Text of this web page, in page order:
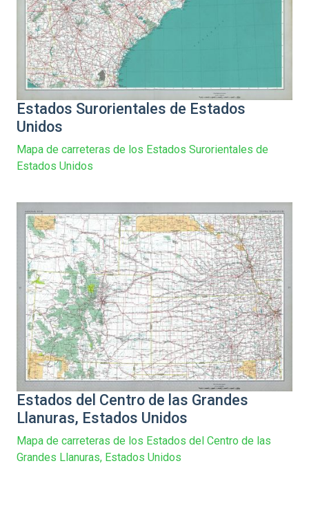
Estados Surorientales de Estados
Unidos
Mapa de carreteras de los Estados Surorientales de
Estados Unidos
Estados del Centro de las Grandes
Llanuras, Estados Unidos
Mapa de carreteras de los Estados del Centro de las
Grandes Llanuras, Estados Unidos